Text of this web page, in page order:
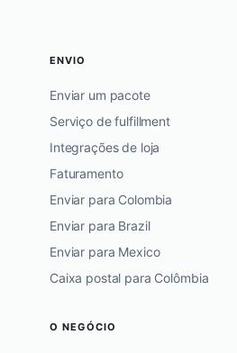
ENVIO
Enviar um pacote
Serviço de fulfillment
Integrações de loja
Faturamento
Enviar para Colombia
Enviar para Brazil
Enviar para Mexico
Caixa postal para Colômbia
O NEGÓCIO